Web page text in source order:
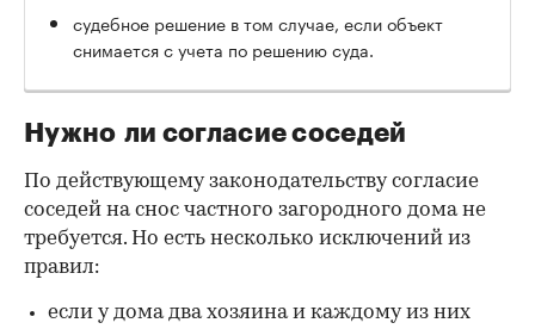
судебное решение в том случае, если объект
снимается с учета по решению суда.
Нужно ли согласие соседей
По действующему законодательству согласие
соседей на снос частного загородного дома не
требуется. Но есть несколько исключений из
правил:
если у дома два хозяина и каждому из них